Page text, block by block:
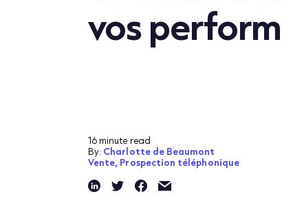
vos
16 minute read
By: Charlotte de Beaumont
Vente, Prospection téléphonique